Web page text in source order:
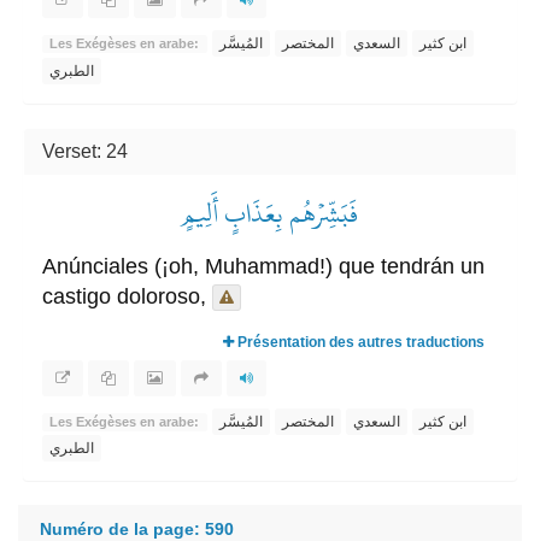
Les Exégèses en arabe: المُيسَّر المختصر السعدي
ابن كثير
الطبري
Verset: 24
فَبَشِّرۡهُم بِعَذَابٍ أَلِيمٍ
Anúnciales (¡oh, Muhammad!) que tendrán un
castigo doloroso,
Présentation des autres traductions
Les Exégèses en arabe: المُيسَّر المختصر السعدي
ابن كثير
الطبري
Numéro de la page: 590